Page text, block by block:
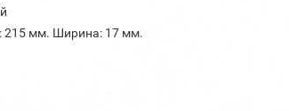
215 мм. Ширина: 17 мм.